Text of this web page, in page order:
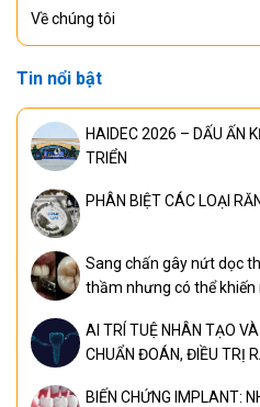
Về chúng tôi
Tin nổi bật
HAIDEC 2026 – DẤU ẤN
TRIỂN
PHÂN BIỆT CÁC LOẠI
Sang chấn gây nứt dọc
thầm nhưng có thể
AI TRÍ TUỆ NHÂN TẠO
CHUẨN ĐOÁN, ĐIỀU TRỊ
BIẾN CHỨNG IMPLANT: